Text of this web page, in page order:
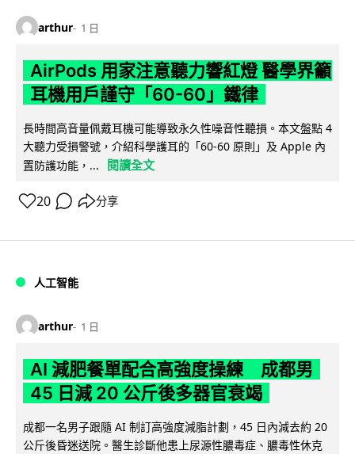
arthur 1 日
AirPods 用家注意聽力響紅燈 醫學界籲
耳機用戶謹守「60-60」鐵律
長時間高音量佩戴耳機可能導致永久性噪音性聽損。本文盤點 4
大聽力受損警號，介紹科學護耳的「60-60 原則」及 Apple 內
置防護功能，...
閱讀全文
20 分享
人工智能
arthur 1 日
AI 減肥餐單配合高強度操練 成都男
45 日減 20 公斤後多器官衰竭
成都一名男子跟隨 AI 制訂高強度減脂計劃，45 日內減去約 20
公斤後昏迷送院。醫生診斷他患上尿源性膿毒症、膿毒性休克